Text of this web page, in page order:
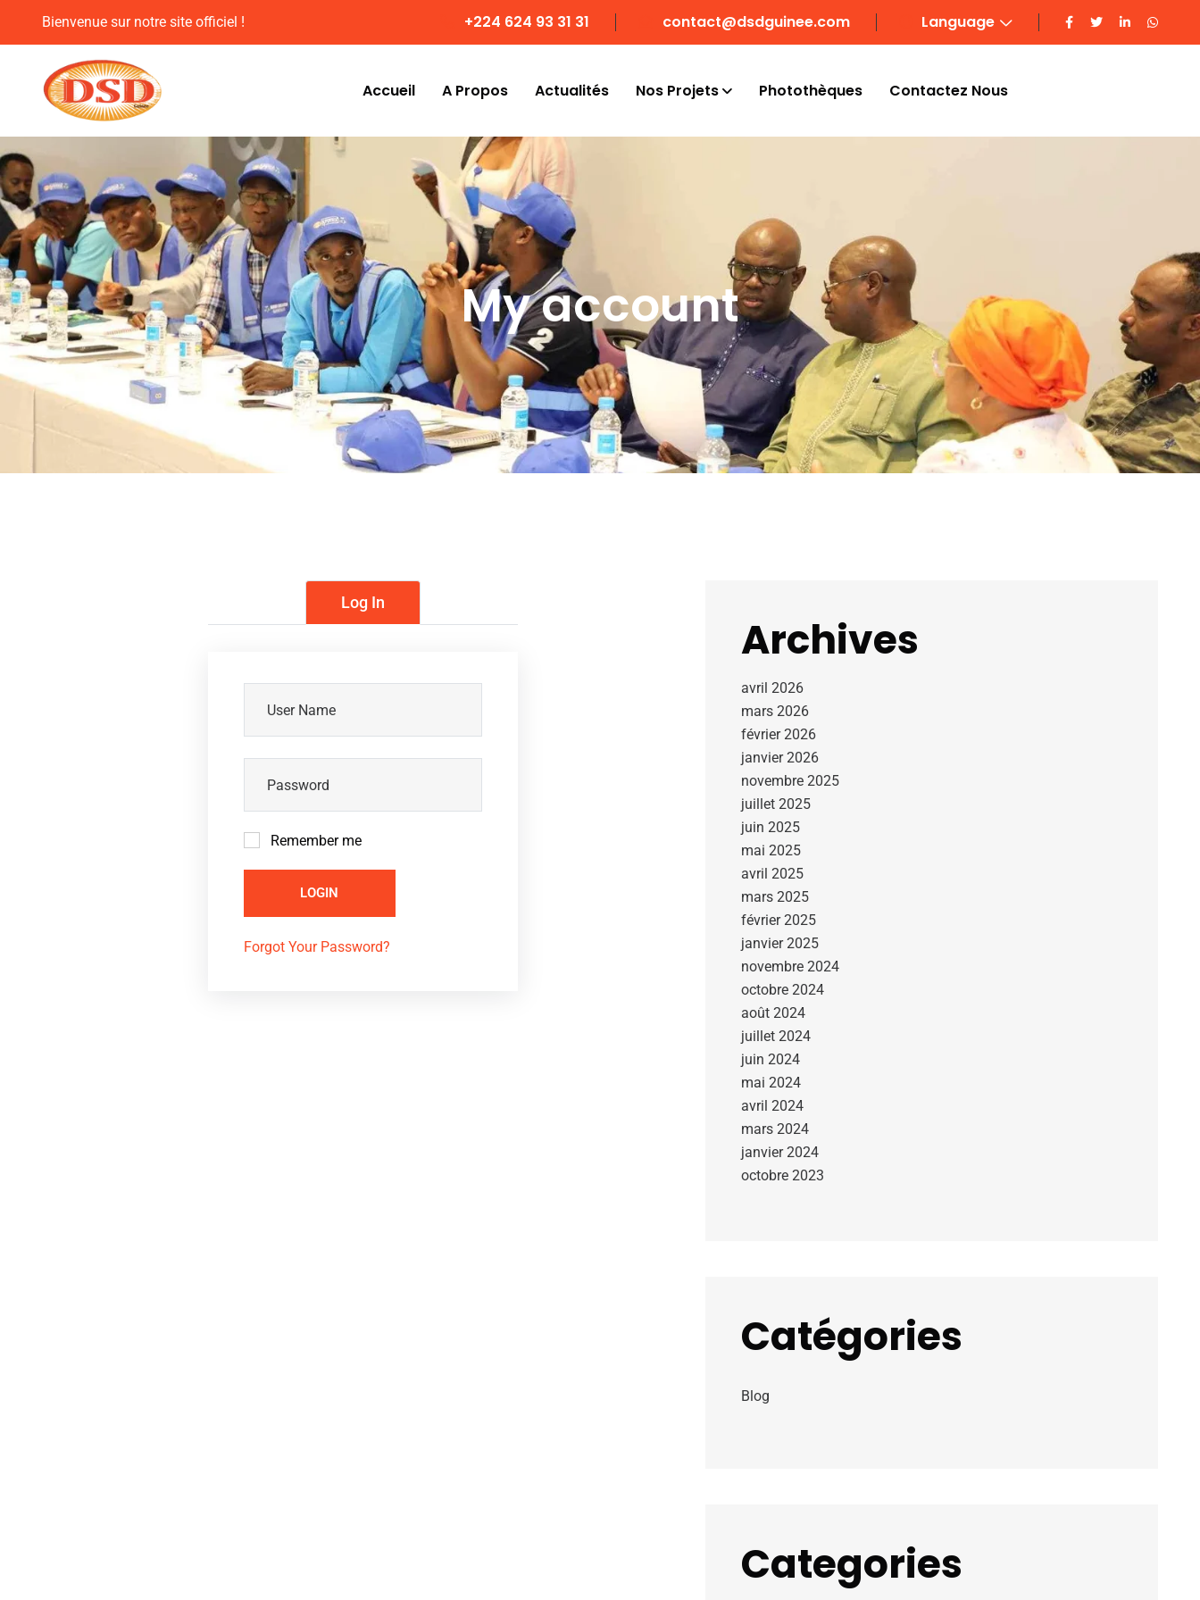
Bienvenue sur notre site officiel ! +224 624 93 31 31 contact@dsdguinee.com Language
Accueil A Propos Actualités Nos Projets Photothèques Contactez Nous
My account
Log In
Remember me
LOGIN
Forgot Your Password?
Archives
avril 2026
mars 2026
février 2026
janvier 2026
novembre 2025
juillet 2025
juin 2025
mai 2025
avril 2025
mars 2025
février 2025
janvier 2025
novembre 2024
octobre 2024
août 2024
juillet 2024
juin 2024
mai 2024
avril 2024
mars 2024
janvier 2024
octobre 2023
Catégories
Blog
Categories